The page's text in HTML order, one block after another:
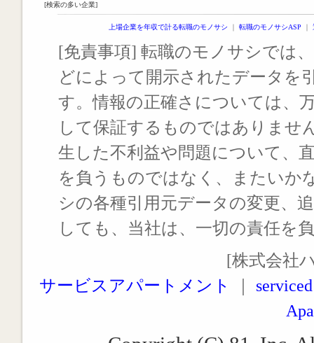
[検索の多い企業]
上場企業を年収で計る転職のモノサシ ｜ 転職のモノサシASP ｜
[免責事項] 転職のモノサシでは
どによって開示されたデータを
す。情報の正確さについては、
して保証するものではありませ
生した不利益や問題について、
を負うものではなく、またいか
シの各種引用元データの変更、
しても、当社は、一切の責任を
[株式会社
サービスアパートメント